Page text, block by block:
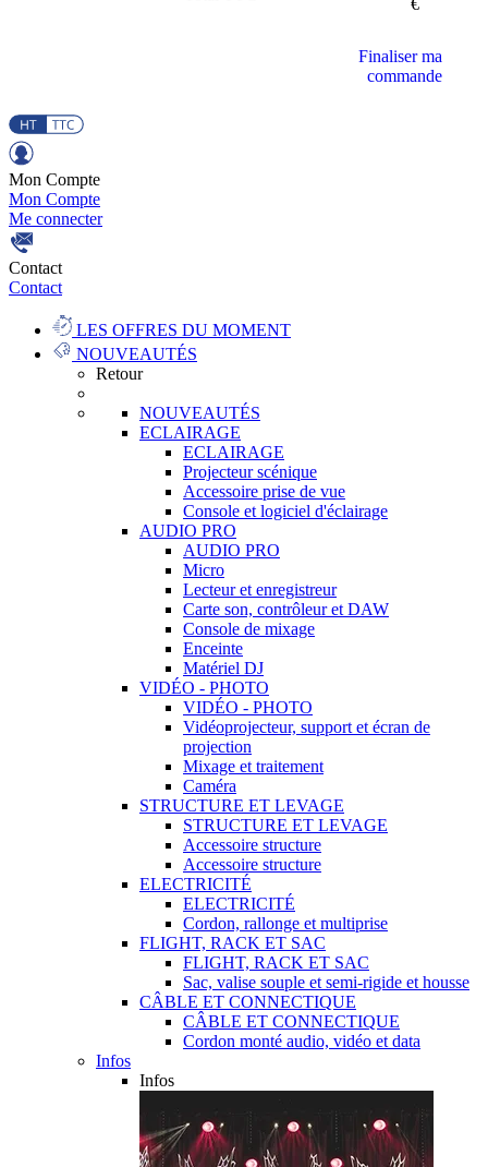
€
Finaliser ma
commande
Mon Compte
Mon Compte
Me connecter
Contact
Contact
LES OFFRES DU MOMENT
NOUVEAUTÉS
Retour
NOUVEAUTÉS
ECLAIRAGE
ECLAIRAGE
Projecteur scénique
Accessoire prise de vue
Console et logiciel d'éclairage
AUDIO PRO
AUDIO PRO
Micro
Lecteur et enregistreur
Carte son, contrôleur et DAW
Console de mixage
Enceinte
Matériel DJ
VIDÉO - PHOTO
VIDÉO - PHOTO
Vidéoprojecteur, support et écran de
projection
Mixage et traitement
Caméra
STRUCTURE ET LEVAGE
STRUCTURE ET LEVAGE
Accessoire structure
Accessoire structure
ELECTRICITÉ
ELECTRICITÉ
Cordon, rallonge et multiprise
FLIGHT, RACK ET SAC
FLIGHT, RACK ET SAC
Sac, valise souple et semi-rigide et housse
CÂBLE ET CONNECTIQUE
CÂBLE ET CONNECTIQUE
Cordon monté audio, vidéo et data
Infos
Infos